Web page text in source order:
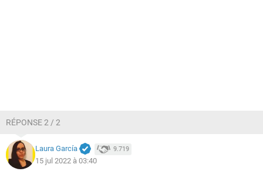
RÉPONSE 2 / 2
Laura García 9.719
15 jul 2022 à 03:40